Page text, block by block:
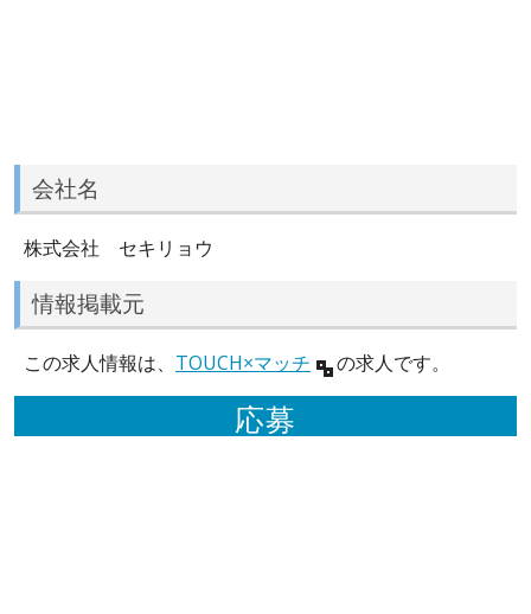
会社名
株式会社 セキリョウ
情報掲載元
この求人情報は、 TOUCH×マッチ の求人です。
応募